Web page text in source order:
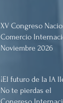
XV Congreso
Comercio
Noviembre 2026
¡El futuro de la IA
No te pierdas el